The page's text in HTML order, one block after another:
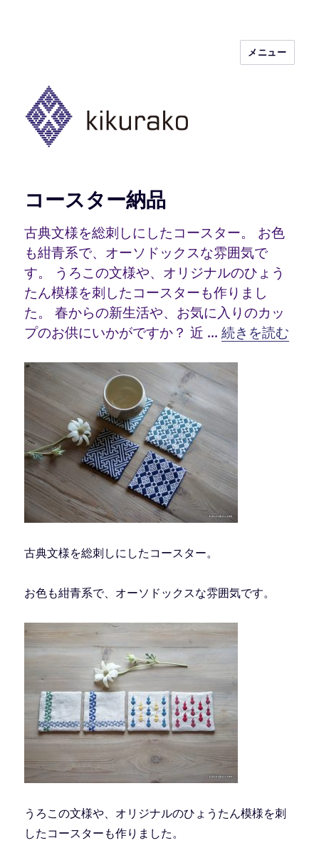
kikurako.com koginzashi (kogin)
needleworks こぎん刺し きくらこ
メニュー
コースター納品
古典文様を総刺しにしたコースター。 お色
も紺青系で、オーソドックスな雰囲気で
す。 うろこの文様や、オリジナルのひょう
たん模様を刺したコースターも作りまし
た。 春からの新生活や、お気に入りのカッ
プのお供にいかがですか？ 近 …“コースター納
続きを読む
古典文様を総刺しにしたコースター。
お色も紺青系で、オーソドックスな雰囲気です。
うろこの文様や、オリジナルのひょうたん模様を刺
したコースターも作りました。